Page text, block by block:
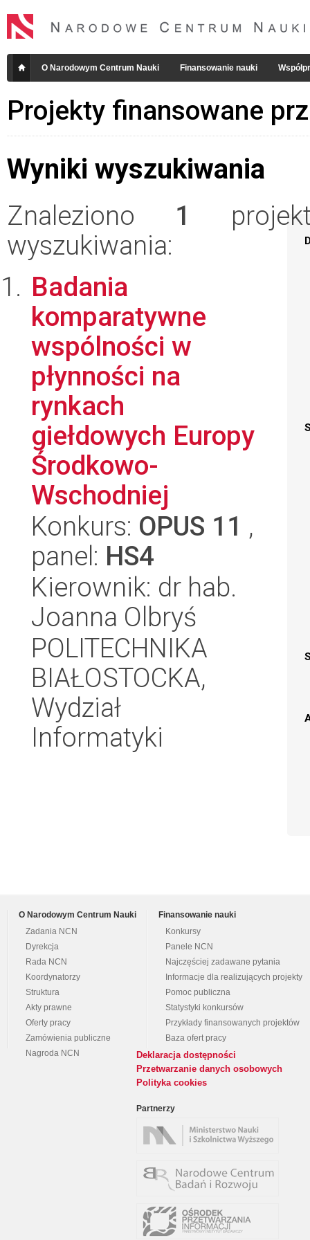
O Narodowym Centrum Nauki Finansowanie nauki
Projekty finansowane
Wyniki wyszukiwania
Znaleziono 1
wyszukiwania:
Badania
komparatywne
wspólności w
płynności na
rynkach
giełdowych Europy
Środkowo-
Wschodniej
Konkurs: OPUS 11 ,
panel: HS4
Kierownik: dr hab.
Joanna Olbryś
POLITECHNIKA
BIAŁOSTOCKA,
Wydział
Informatyki
O Narodowym Centrum Nauki
Zadania NCN
Dyrekcja
Rada NCN
Koordynatorzy
Struktura
Akty prawne
Oferty pracy
Zamówienia publiczne
Nagroda NCN
Finansowanie nauki
Konkursy
Panele NCN
Najczęściej zadawane pytania
Informacje dla realizujących projekty
Pomoc publiczna
Statystyki konkursów
Przykłady finansowanych projektów
Baza ofert pracy
Deklaracja dostępności
Przetwarzanie danych osobowych
Polityka cookies
Partnerzy